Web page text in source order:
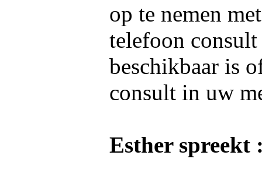
op te nemen
telefoon
beschikbaar is
consult in uw
Esther spreekt